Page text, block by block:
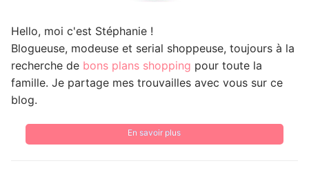
Hello, moi c'est Stéphanie !
Blogueuse, modeuse et serial shoppeuse, toujours à la
recherche de bons plans shopping pour toute la
famille. Je partage mes trouvailles avec vous sur ce
blog.
En savoir plus